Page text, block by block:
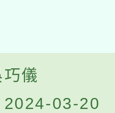
儀
2024-03-20